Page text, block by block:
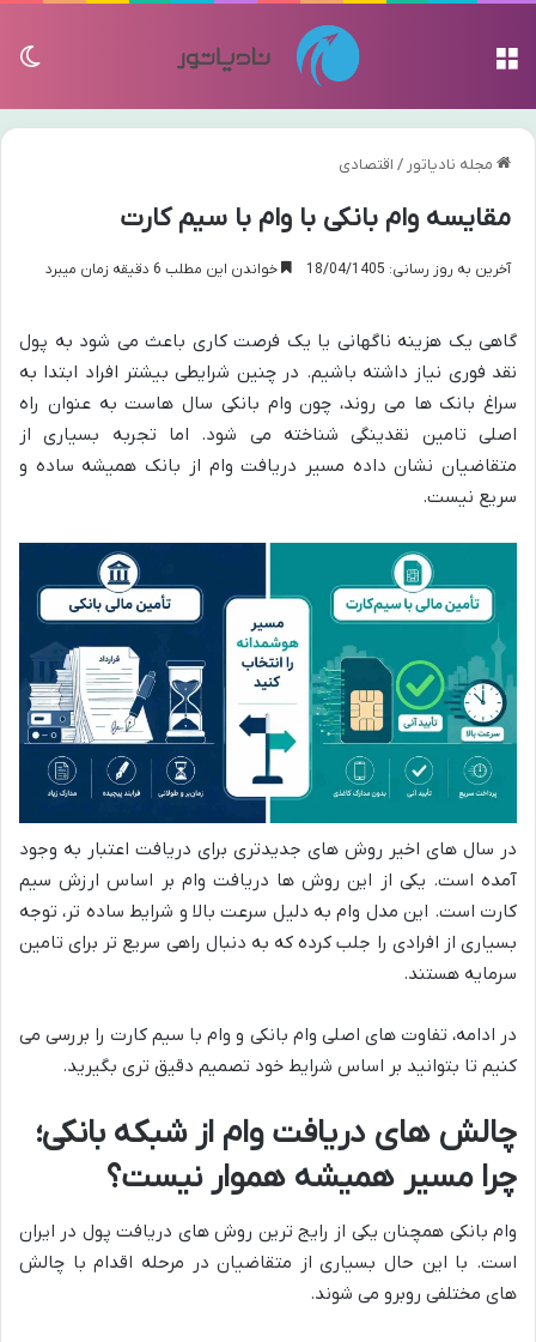
مجله نادیاتور / اقتصادی
مقایسه وام بانکی با وام با سیم کارت
آخرین به روز رسانی: 18/04/1405 خواندن این مطلب 6 دقیقه زمان میبرد
گاهی یک هزینه ناگهانی یا یک فرصت کاری باعث می شود به پول
نقد فوری نیاز داشته باشیم. در چنین شرایطی بیشتر افراد ابتدا به
سراغ بانک ها می روند، چون وام بانکی سال هاست به عنوان راه
اصلی تامین نقدینگی شناخته می شود. اما تجربه بسیاری از
متقاضیان نشان داده مسیر دریافت وام از بانک همیشه ساده و
سریع نیست.
در سال های اخیر روش های جدیدتری برای دریافت اعتبار به وجود
آمده است. یکی از این روش ها دریافت وام بر اساس ارزش سیم
کارت است. این مدل وام به دلیل سرعت بالا و شرایط ساده تر، توجه
بسیاری از افرادی را جلب کرده که به دنبال راهی سریع تر برای تامین
سرمایه هستند.
در ادامه، تفاوت های اصلی وام بانکی و وام با سیم کارت را بررسی می
کنیم تا بتوانید بر اساس شرایط خود تصمیم دقیق تری بگیرید.
چالش های دریافت وام از شبکه بانکی؛
چرا مسیر همیشه هموار نیست؟
وام بانکی همچنان یکی از رایج ترین روش های دریافت پول در ایران
است. با این حال بسیاری از متقاضیان در مرحله اقدام با چالش
های مختلفی روبرو می شوند.